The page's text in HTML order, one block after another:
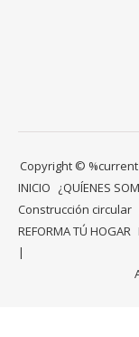
Copyright ©
INICIO ¿QUÍENES
Construcción circular
REFORMA TÚ HOGAR